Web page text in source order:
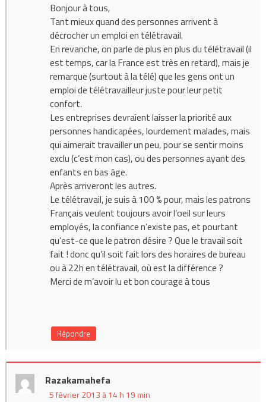
Bonjour à tous,
Tant mieux quand des personnes arrivent à
décrocher un emploi en télétravail.
En revanche, on parle de plus en plus du télétravail (il
est temps, car la France est très en retard), mais je
remarque (surtout à la télé) que les gens ont un
emploi de télétravailleur juste pour leur petit
confort.
Les entreprises devraient laisser la priorité aux
personnes handicapées, lourdement malades, mais
qui aimerait travailler un peu, pour se sentir moins
exclu (c’est mon cas), ou des personnes ayant des
enfants en bas âge.
Après arriveront les autres.
Le télétravail, je suis à 100 % pour, mais les patrons
Français veulent toujours avoir l’oeil sur leurs
employés, la confiance n’existe pas, et pourtant
qu’est-ce que le patron désire ? Que le travail soit
fait ! donc qu’il soit fait lors des horaires de bureau
ou à 22h en télétravail, où est la différence ?
Merci de m’avoir lu et bon courage à tous
Répondre
Razakamahefa
5 février 2013 à 14 h 19 min